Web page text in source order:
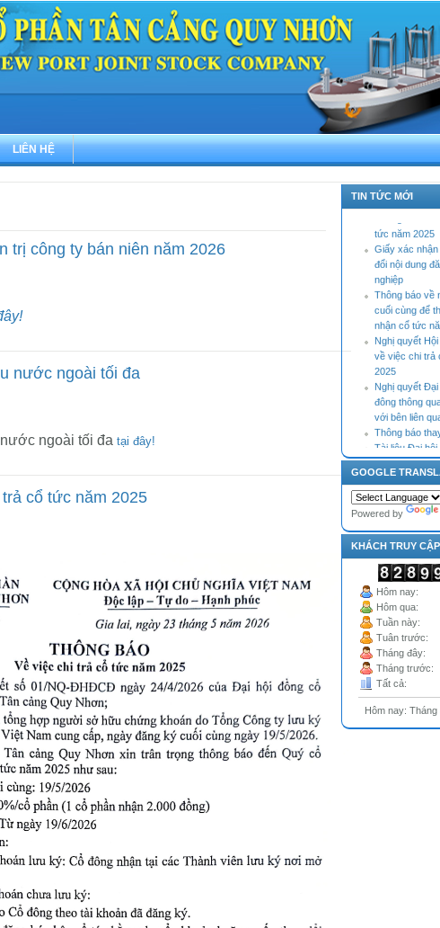
LIÊN HỆ
trị công ty bán niên năm 2026
nước ngoài tối đa
ngoài tối đa tại đây!
cổ tức năm 2025
TIN TỨC MỚI
Báo cáo tình
ngoài tối đa
Thông báo về
Giấy xác nhận
đổi nội dung
nghiệp
Thông báo về
cuối cùng để
nhận cổ tức
Nghị quyết Hội
về việc chi trả
2025
Nghị quyết Đại
đông thông
với bên liên
Thông báo
Tài liệu Đại hội
thường niên
cập nhật điều
theo Nghị
Thông báo
của Thành
GOOGLE
Powered by
KHÁCH TRUY CẬP
Hôm nay:
Hôm qua:
Tuần này:
Tuân trước:
Tháng đây:
Tháng trước:
Tất cả:
Hôm nay: Tháng